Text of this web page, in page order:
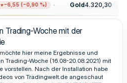
−6,55 (−0,90 %) Gold4.320,30
Trading-Woche mit der
hier meine Ergebnisse und
Trading-Woche (16.08-20.08.2021) mit
vorstellen. Nach der Installation habe
von Tradingwelt.de angeschaut